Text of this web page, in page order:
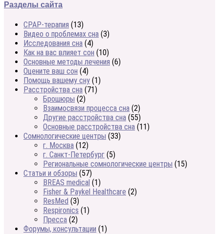
Разделы сайта
CPAP-терапия (13)
Видео о проблемах сна (3)
Исследования сна (4)
Как на вас влияет сон (10)
Основные методы лечения (6)
Оцените ваш сон (4)
Помощь вашему сну (1)
Расстройства сна (71)
Брошюры (2)
Взаимосвязи процесса сна (2)
Другие расстройства сна (55)
Основные расстройства сна (11)
Сомнологические центры (33)
г. Москва (12)
г. Санкт-Петербург (5)
Региональные сомнологические центры (15)
Статьи и обзоры (57)
BREAS medical (1)
Fisher & Paykel Healthcare (2)
ResMed (3)
Respironics (1)
Пресса (2)
Форумы, консультации (1)